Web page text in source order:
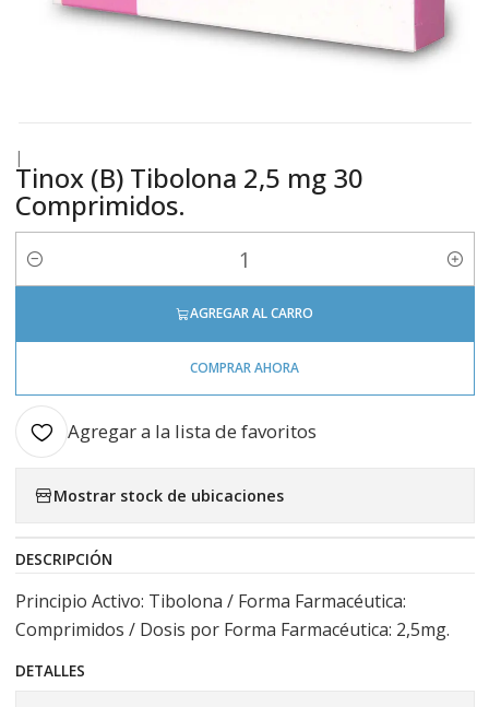
|
Tinox (B) Tibolona 2,5 mg 30
Comprimidos.
Cantidad
AGREGAR AL CARRO
COMPRAR AHORA
Agregar a la lista de favoritos
Mostrar stock de ubicaciones
DESCRIPCIÓN
Principio Activo: Tibolona / Forma Farmacéutica:
Comprimidos / Dosis por Forma Farmacéutica: 2,5mg.
DETALLES